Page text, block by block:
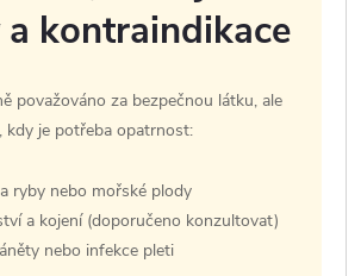
a kontraindikace
považováno za bezpečnou látku, ale
kdy je potřeba opatrnost:
ryby nebo mořské plody
a kojení (doporučeno konzultovat)
nebo infekce pleti